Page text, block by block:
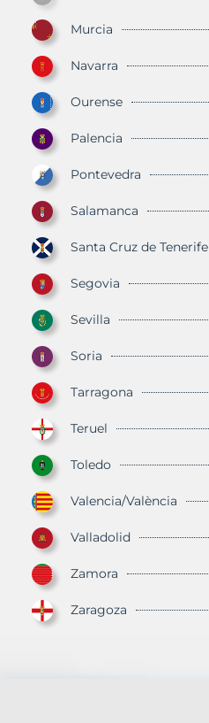
Murcia
Navarra
Ourense
Palencia
Pontevedra
Salamanca
Santa Cruz de Tenerife
Segovia
Sevilla
Soria
Tarragona
Teruel
Toledo
Valencia/València
Valladolid
Zamora
Zaragoza